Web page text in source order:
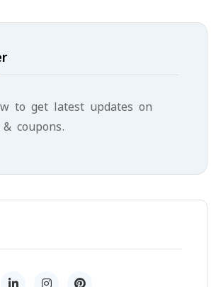
to get latest updates on
coupons.